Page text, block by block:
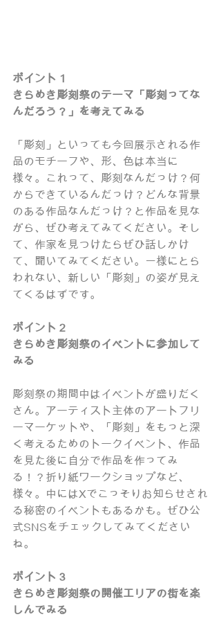
ポイント１
きらめき彫刻祭のテーマ「彫刻ってな
んだろう？」を考えてみる
「彫刻」といっても今回展示される作
品のモチーフや、形、色は本当に
様々。これって、彫刻なんだっけ？何
からできているんだっけ？どんな背景
のある作品なんだっけ？と作品を見な
がら、ぜひ考えてみてください。そし
て、作家を見つけたらぜひ話しかけ
て、聞いてみてください。一様にとら
われない、新しい「彫刻」の姿が見え
てくるはずです。
ポイント２
きらめき彫刻祭のイベントに参加して
みる
彫刻祭の期間中はイベントが盛りだく
さん。アーティスト主体のアートフリ
ーマーケットや、「彫刻」をもっと深
く考えるためのトークイベント、作品
を見た後に自分で作品を作ってみ
る！？折り紙ワークショップなど、
様々。中にはXでこっそりお知らせされ
る秘密のイベントもあるかも。ぜひ公
式SNSをチェックしてみてください
ね。
ポイント３
きらめき彫刻祭の開催エリアの街を楽
しんでみる